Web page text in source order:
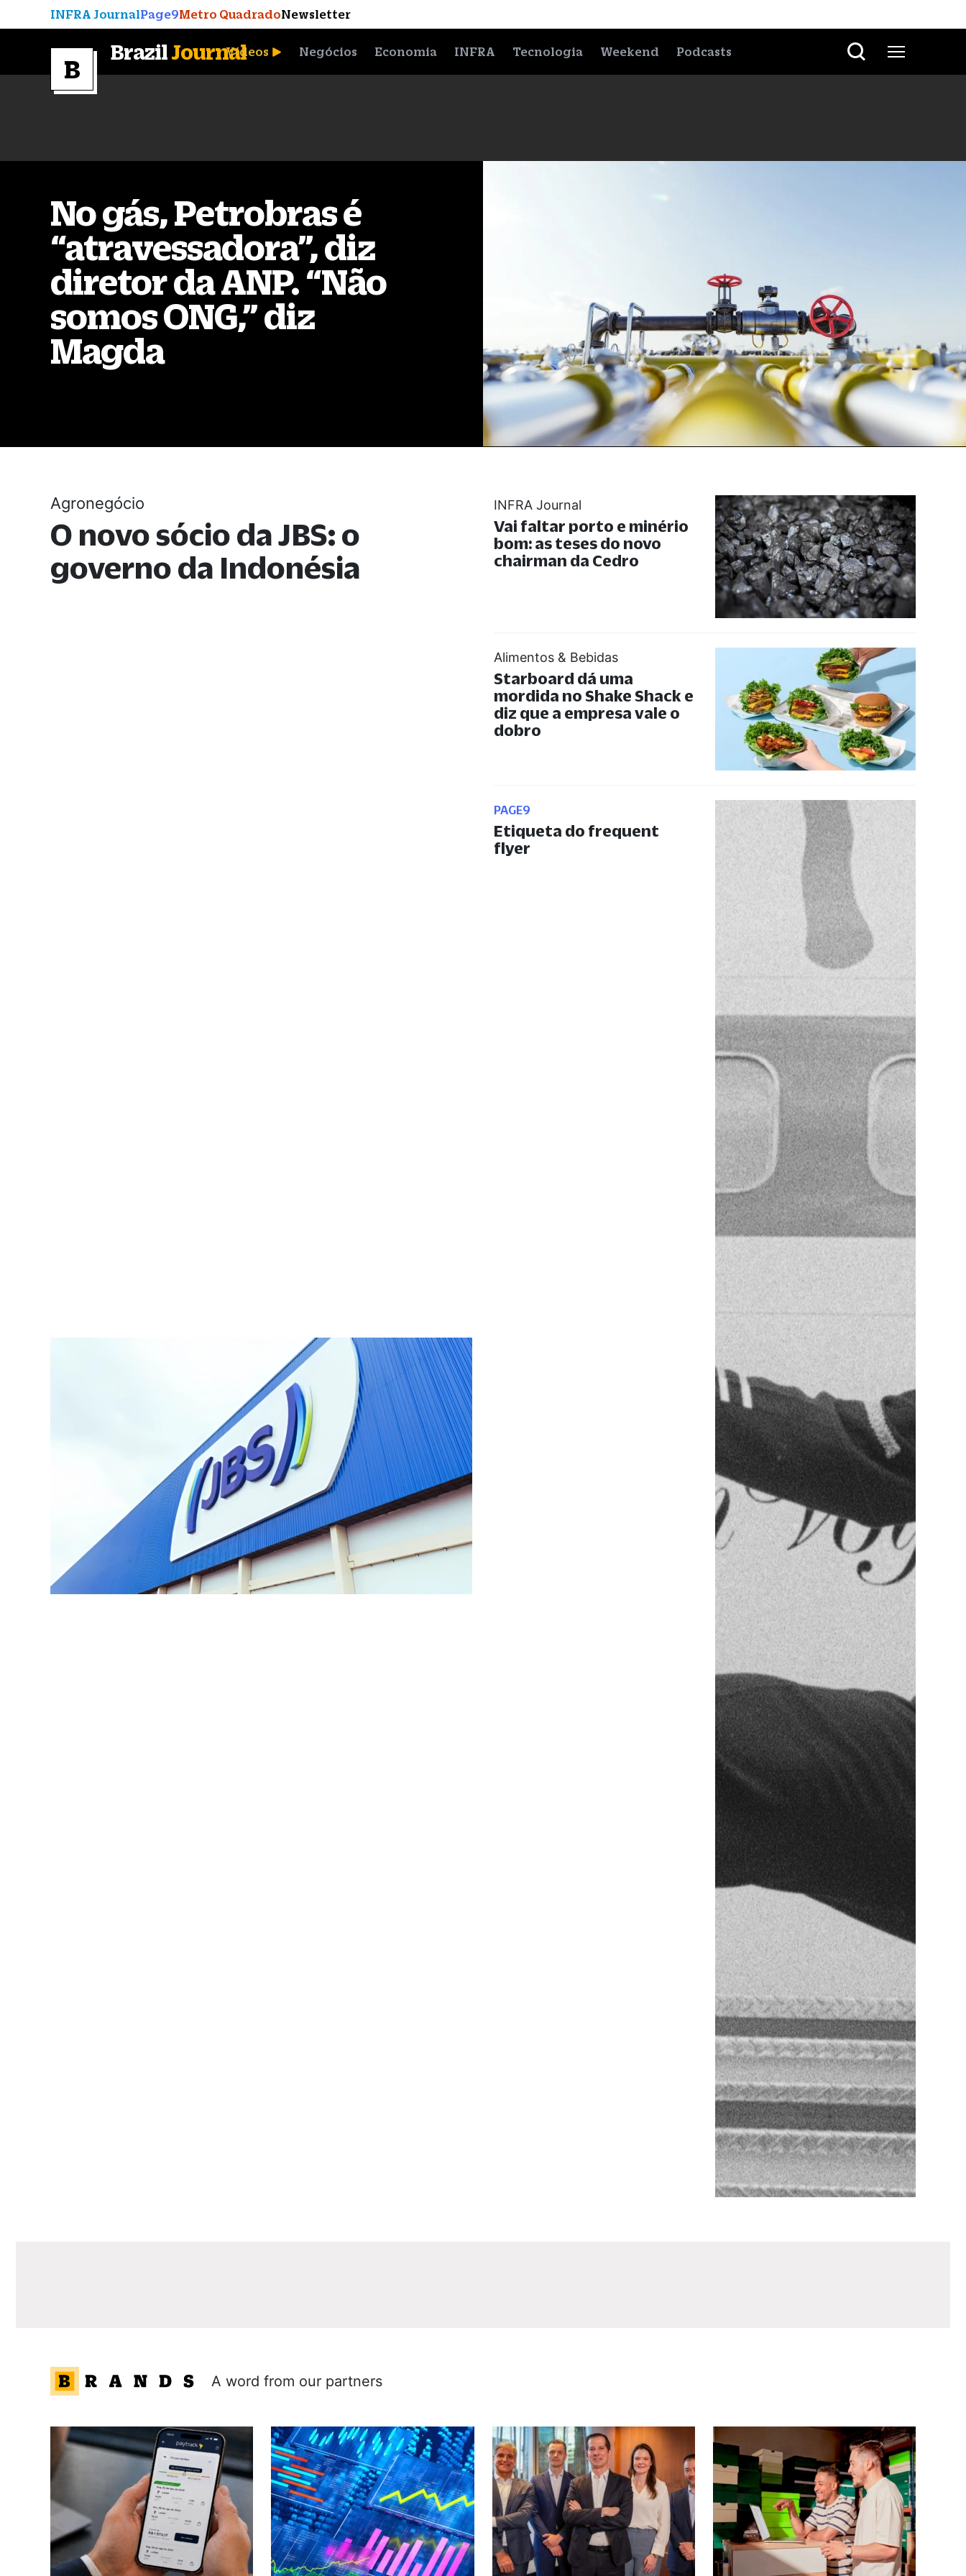
INFRA JournalPage9Metro QuadradoNewsletter
BrazilJournalVídeos Negócios Economia INFRA Tecnologia Weekend Podcasts
No gás, Petrobras é
“atravessadora”, diz
diretor da ANP.“Não
somos ONG,”diz
Magda
Agronegócio
O novo sócio da JBS: o
governo da Indonésia
INFRA Journal
Vai faltar porto e minério
bom: as teses do novo
chairman da Cedro
Alimentos & Bebidas
Starboard dá uma
mordida no Shake Shack e
diz que a empresa vale o
dobro
PAGE9
Etiqueta do frequent
flyer
A word from our partners